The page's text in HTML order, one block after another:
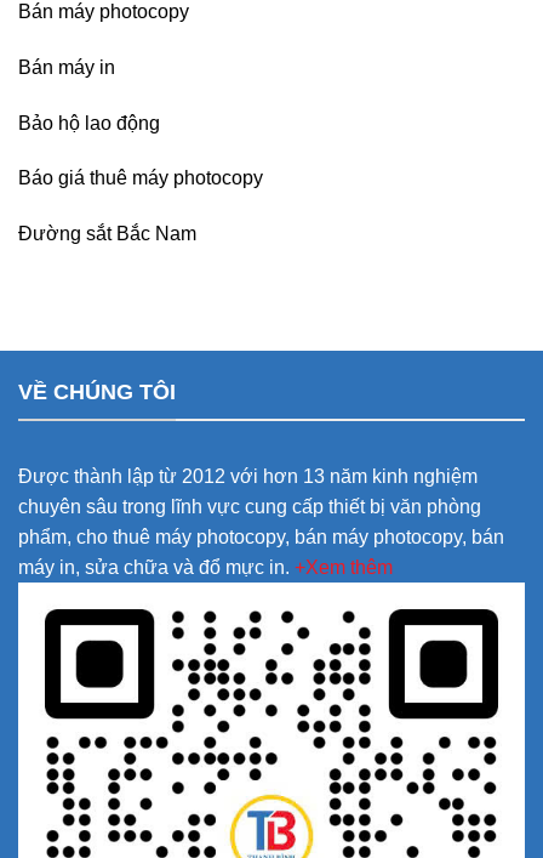
Bán máy photocopy
Bán máy in
Bảo hộ lao động
Báo giá thuê máy photocopy
Đường sắt Bắc Nam
VỀ CHÚNG TÔI
Được thành lập từ 2012 với hơn 13 năm kinh nghiệm
chuyên sâu trong lĩnh vực cung cấp thiết bị văn phòng
phẩm, cho thuê máy photocopy, bán máy photocopy, bán
máy in, sửa chữa và đổ mực in. +Xem thêm